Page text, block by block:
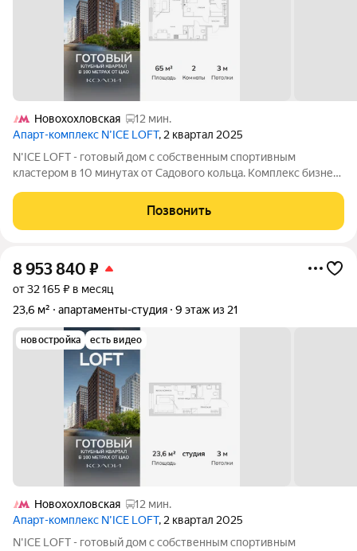
Новохохловская
12 мин.
Апарт-комплекс N’ICE LOFT, 2 квартал 2025
N'ICE LOFT - готовый дом с собственным спортивным
кластером в 10 минутах от Садового кольца. Комплекс бизнес-
компания КОЛДИ, представляет собой знаковое жилое
пространство, на территории которого
Позвонить
8 953 840 ₽
от 32 165 ₽ в месяц
23,6 м²
апартаменты-студия 9 этаж из 21
новостройка есть видео
Новохохловская
12 мин.
Апарт-комплекс N’ICE LOFT, 2 квартал 2025
N'ICE LOFT - готовый дом с собственным спортивным